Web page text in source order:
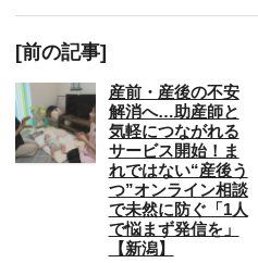
[前の記事]
産前・産後の不安
解消へ…助産師と
気軽につながれる
サービス開始！ま
れではない“産後う
つ”オンライン相談
で未然に防ぐ「1人
で悩まず発信を」
【新潟】